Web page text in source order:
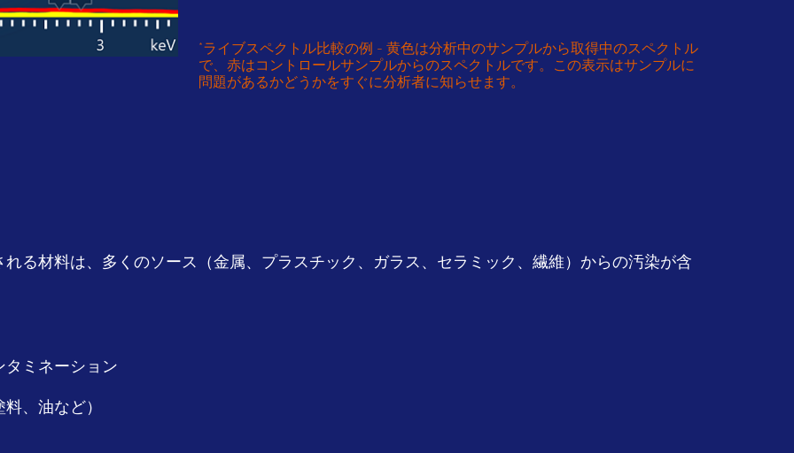
*ライブスペクトル比較の例 - 黄色は分析中のサンプルから取得中のスペクトル
で、赤はコントロールサンプルからのスペクトルです。この表示はサンプルに
問題があるかどうかをすぐに分析者に知らせます。
る材料は、多くのソース（金属、プラスチック、ガラス、セラミック、繊維）からの汚染が含
タミネーション
、油など）